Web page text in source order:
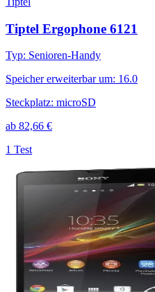
Tiptel Ergophone 6121
Typ: Senioren-Handy
Speicher erweiterbar um: 16.0
Steckplatz: microSD
ab 82,66 €
1 Test